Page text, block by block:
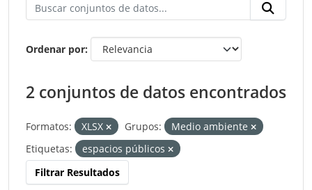
Ordenar por
2 conjuntos de datos encontrados
Formatos: XLSX Grupos:
Medio ambiente
Etiquetas:
espacios públicos
Filtrar Resultados